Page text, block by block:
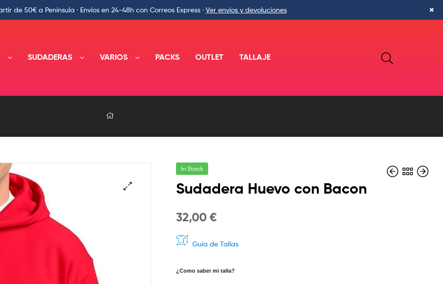
de 50€ a Península · Envíos en 24-48h con Correos Express · Ver envíos y devoluciones ×
SUDADERAS VARIOS PACKS OUTLET TALLAJE
In Stock
Sudadera Huevo con Bacon
32,00€
Guía de Tallas
¿Como saber mi talla?